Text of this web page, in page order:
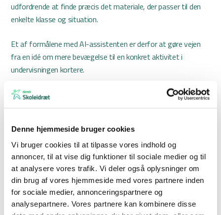
Denne hjemmeside bruger cookies
Vi bruger cookies til at tilpasse vores indhold og
annoncer, til at vise dig funktioner til sociale medier og til
at analysere vores trafik. Vi deler også oplysninger om
din brug af vores hjemmeside med vores partnere inden
for sociale medier, annonceringspartnere og
analysepartnere. Vores partnere kan kombinere disse
udfordrende at finde præcis det materiale, der passer til den
enkelte klasse og situation.
Et af formålene med AI-assistenten er derfor at gøre vejen
fra en idé om mere bevægelse til en konkret aktivitet i
undervisningen kortere.
Fra idé til aktivitet
I Dansk Skoleidræt glæder man sig over at kunne gøre det
– Dansk Skoleidræt har så meget materiale online, som kan
hjælpe skolerne med at skabe en mere aktiv skoledag. AI-
assistenten skal gøre materialerne lettere tilgængelige og ikke
mindst inspirere lærere og pædagoger til at bruge dem i
praksis, siger Bjørn Friis Neerfeldt, generalsekretær i Dansk
Skoleidræt.